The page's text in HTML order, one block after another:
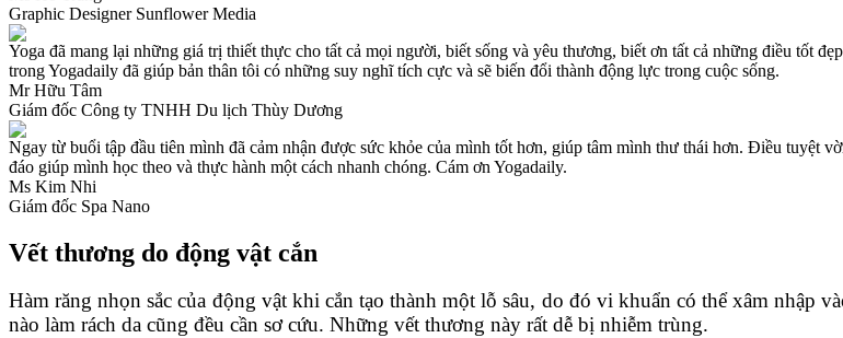
Graphic Designer Sunflower Media
Yoga đã mang lại những giá trị thiết thực cho tất cả mọi người, biết sống và yêu thương, biết ơn tất cả những điều tốt
trong Yogadaily đã giúp bản thân tôi có những suy nghĩ tích cực và sẽ biến đổi thành động lực trong cuộc sống.
Mr Hữu Tâm
Giám đốc Công ty TNHH Du lịch Thùy Dương
Ngay từ buổi tập đầu tiên mình đã cảm nhận được sức khỏe của mình tốt hơn, giúp tâm mình thư thái hơn. Điều tuyệt
đáo giúp mình học theo và thực hành một cách nhanh chóng. Cám ơn Yogadaily.
Ms Kim Nhi
Giám đốc Spa Nano
Vết thương do động vật cắn
Hàm răng nhọn sắc của động vật khi cắn tạo thành một lỗ sâu, do đó vi khuẩn có thể xâm nhập
nào làm rách da cũng đều cần sơ cứu. Những vết thương này rất dễ bị nhiễm trùng.